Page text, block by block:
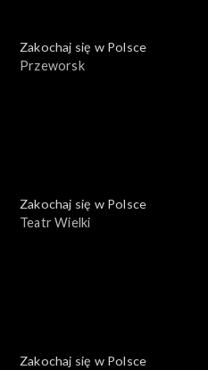
Zakochaj się w Polsce
Przeworsk
Zakochaj się w Polsce
Teatr Wielki
Zakochaj się w Polsce